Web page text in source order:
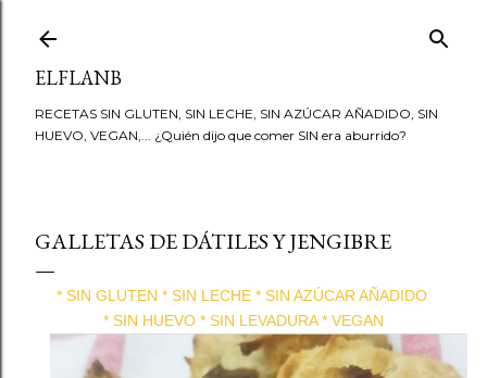
ELFLANB
RECETAS SIN GLUTEN, SIN LECHE, SIN AZÚCAR AÑADIDO, SIN
HUEVO, VEGAN,... ¿Quién dijo que comer SIN era aburrido?
GALLETAS DE DÁTILES Y JENGIBRE
* SIN GLUTEN * SIN LECHE * SIN AZÚCAR AÑADIDO
* SIN HUEVO * SIN LEVADURA * VEGAN